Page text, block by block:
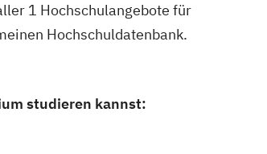
1 Hochschulangebote für
Hochschuldatenbank.
studieren kannst: